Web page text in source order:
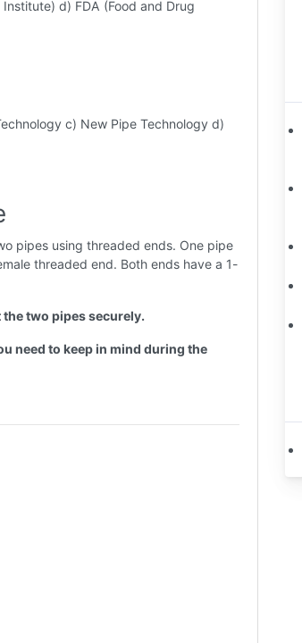
d) FDA (Food and Drug
c) New Pipe Technology d)
pipes using threaded ends. One pipe
threaded end. Both ends have a 1-
two pipes securely.
need to keep in mind during the